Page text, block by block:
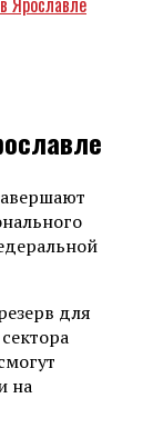
для
на